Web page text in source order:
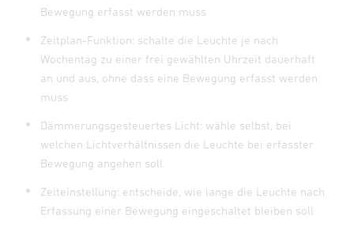
Bewegung erfasst werden muss
Zeitplan-Funktion: schalte die Leuchte je nach
Wochentag zu einer frei gewählten Uhrzeit dauerhaft
an und aus, ohne dass eine Bewegung erfasst werden
muss
Dämmerungsgesteuertes Licht: wähle selbst, bei
welchen Lichtverhältnissen die Leuchte bei erfasster
Bewegung angehen soll
Zeiteinstellung: entscheide, wie lange die Leuchte nach
Erfassung einer Bewegung eingeschaltet bleiben soll